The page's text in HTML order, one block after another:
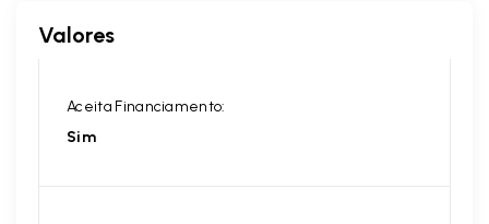
Valores
Aceita Financiamento:
Sim